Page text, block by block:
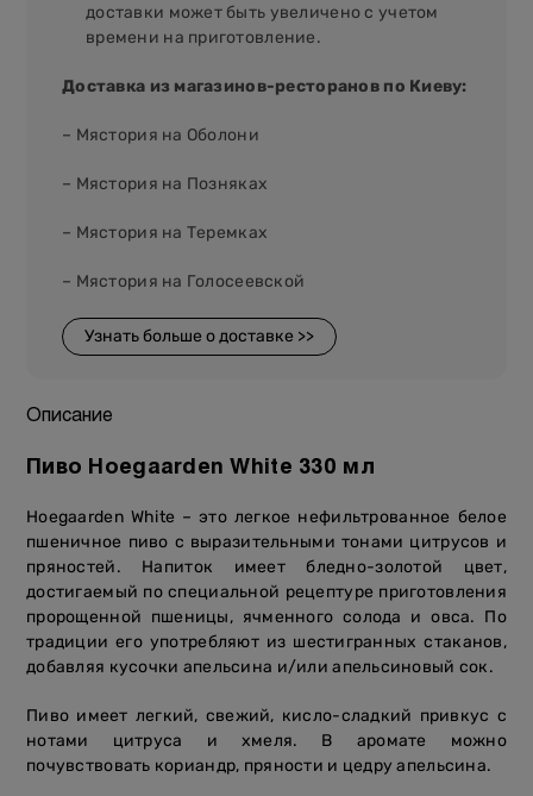
доставки может быть увеличено с учетом
времени на приготовление.
Доставка из магазинов-ресторанов по Киеву:
– Мястория на Оболони
– Мястория на Позняках
– Мястория на Теремках
– Мястория на Голосеевской
Узнать больше о доставке >>
Описание
Пиво Hoegaarden White 330 мл
Hoegaarden White – это легкое нефильтрованное белое
пшеничное пиво с выразительными тонами цитрусов и
пряностей. Напиток имеет бледно-золотой цвет,
достигаемый по специальной рецептуре приготовления
пророщенной пшеницы, ячменного солода и овса. По
традиции его употребляют из шестигранных стаканов,
добавляя кусочки апельсина и/или апельсиновый сок.
Пиво имеет легкий, свежий, кисло-сладкий привкус с
нотами цитруса и хмеля. В аромате можно
почувствовать кориандр, пряности и цедру апельсина.